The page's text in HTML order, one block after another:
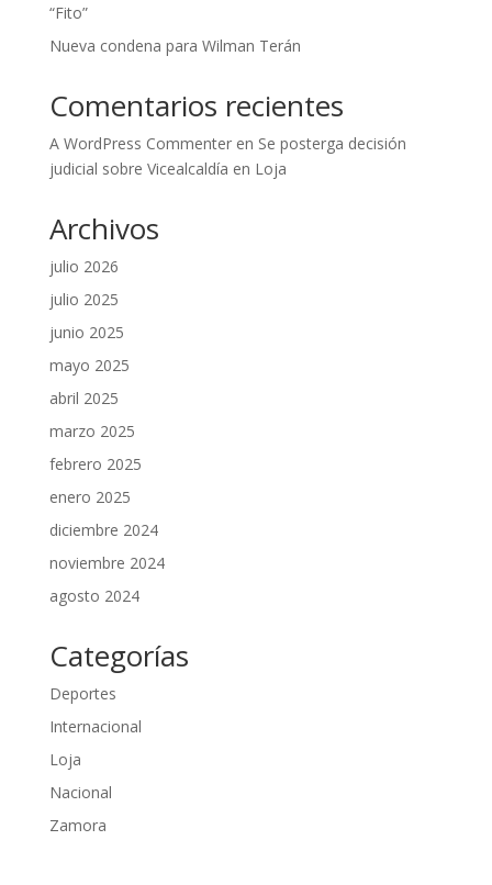
“Fito”
Nueva condena para Wilman Terán
Comentarios recientes
A WordPress Commenteren Se posterga decisión
judicial sobre Vicealcaldía en Loja
Archivos
julio 2026
julio 2025
junio 2025
mayo 2025
abril 2025
marzo 2025
febrero 2025
enero 2025
diciembre 2024
noviembre 2024
agosto 2024
Categorías
Deportes
Internacional
Loja
Nacional
Zamora